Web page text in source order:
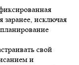
заранее, исключая
свой
и